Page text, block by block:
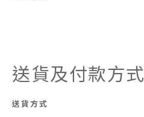
送貨及付款方式
送貨方式